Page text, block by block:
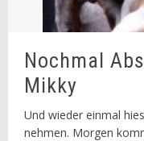
Nochmal
Mikky
Und wieder einmal
nehmen. Morgen